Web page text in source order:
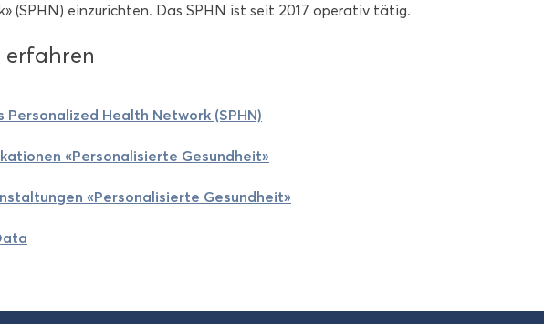
(SPHN) ein­zu­rich­ten. Das SPHN ist seit 2017 ope­ra­tiv tätig.
er­fah­ren
Per­so­na­li­zed Health Net­work (SPHN)
«Per­so­na­li­sier­te Ge­sund­heit»
«Per­so­na­li­sier­te Ge­sund­heit»